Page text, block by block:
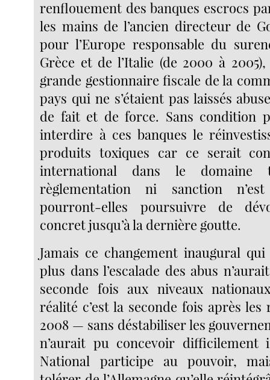
renflouement des banques escrocs
les mains de l’ancien directeur de
pour l’Europe responsable du
Grèce et de l’Italie (de 2000 à
grande gestionnaire fiscale de la
pays qui ne s’étaient pas laissés
de fait et de force. Sans condition
interdire à ces banques le
produits toxiques car ce serait
international dans le domaine
règlementation ni sanction
pourront-elles poursuivre de
concret jusqu’à la dernière goutte.
Jamais ce changement inaugural
plus dans l’escalade des abus
seconde fois aux niveaux
réalité c’est la seconde fois après
2008 — sans déstabiliser les
n’aurait pu concevoir
National participe au pouvoir,